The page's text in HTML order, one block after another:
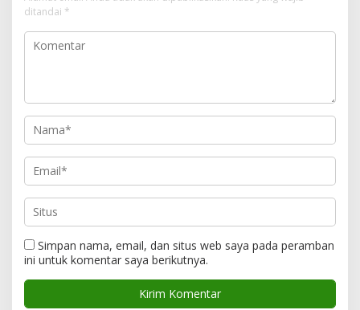
ditandai *
Simpan nama, email, dan situs web saya pada peramban
ini untuk komentar saya berikutnya.